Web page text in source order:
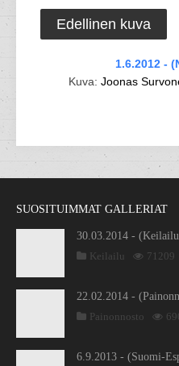
Edellinen kuva
1.6.2012 -
Kuva: Joonas
SUOSITUIMMAT GALLERIAT
30.03.2014 -
Keilailu
71209
22.02.2014 -
Painonnosto
6.9.2013 - (Suomi-